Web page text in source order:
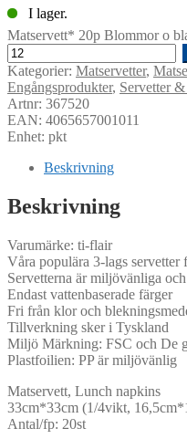
I lager.
Matservett* 20p Blommor o
Kategorier: Matservetter,
Engångsprodukter, Servetter
Artnr: 367520
EAN: 4065657001011
Enhet: pkt
Beskrivning
Beskrivning
Varumärke: ti-flair
Våra populära 3-lags
Servetterna är miljövänliga
Endast vattenbaserade färger
Fri från klor och
Tillverkning sker i Tyskland
Miljö Märkning: FSC och De
Plastfoilien: PP är miljövänlig
Matservett, Lunch napkins
33cm*33cm (1/4vikt,
Antal/fp: 20st